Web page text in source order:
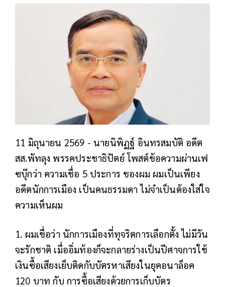
11 มิถุนายน 2569 - นายนิพิฏฐ์ อินทรสมบัติ อดีต
สส.พัทลุง พรรคประชาธิปัตย์ โพสต์ข้อความผ่านเฟ
ซบุ๊กว่า ความเชื่อ 5 ประการ ของผม ผมเป็นเพียง
อดีตนักการเมือง เป็นคนธรรมดา ไม่จำเป็นต้องใส่ใจ
ความเห็นผม
1. ผมเชื่อว่า นักการเมืองที่ทุจริตการเลือกตั้ง ไม่มีวัน
จะรักชาติ เมื่ออิ่มท้องก็จะกลายร่างเป็นปีศาจการใช้
เงินซื้อเสียงเย็บติดกับบัตรหาเสียงในยุคอนาล็อค
120 บาท กับ การซื้อเสียงด้วยการเก็บบัตร